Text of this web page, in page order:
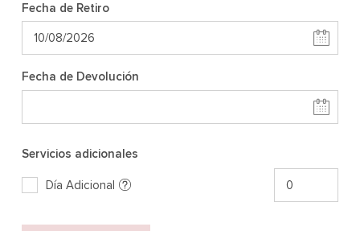
Fecha de Retiro
Fecha de Devolución
Servicios adicionales
Día Adicional